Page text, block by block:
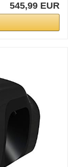
545,99 EUR